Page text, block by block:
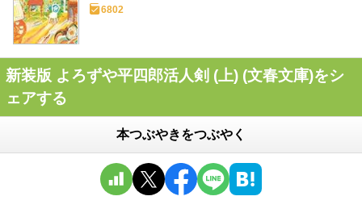
6802
新装版 よろずや平四郎活人剣 (上) (文春文庫)をシ
ェアする
本つぶやきをつぶやく